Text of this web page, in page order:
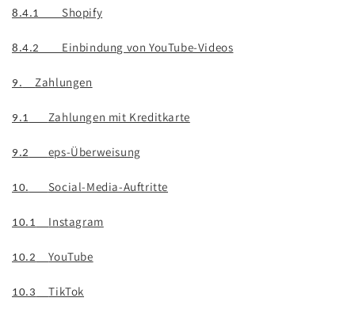
8.4.1 Shopify
8.4.2 Einbindung von YouTube-Videos
9. Zahlungen
9.1 Zahlungen mit Kreditkarte
9.2 eps-Überweisung
10. Social-Media-Auftritte
10.1 Instagram
10.2 YouTube
10.3 TikTok